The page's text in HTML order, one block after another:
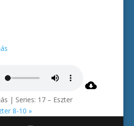
| Series: 17 – Eszter
8-10 »